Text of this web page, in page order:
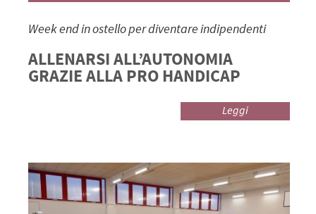
Week end in ostello per diventare indipendenti
ALLENARSI ALL’AUTONOMIA
GRAZIE ALLA PRO HANDICAP
Leggi